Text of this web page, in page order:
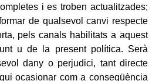
i es troben actualitzades;
de qualsevol canvi respecte
pels canals habilitats a aquest
u de la present política. Serà
dany o perjudici, tant directe
ocasionar com a conseqüència